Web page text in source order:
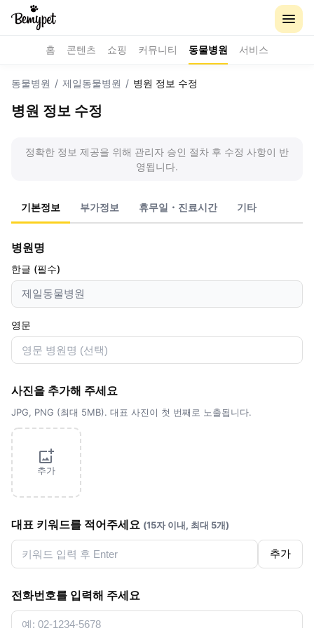
홈 콘텐츠 쇼핑 커뮤니티 동물병원 서비스
동물병원 / 제일동물병원 / 병원 정보 수정
병원 정보 수정
정확한 정보 제공을 위해 관리자 승인 절차 후 수정 사항이 반
영됩니다.
기본정보 부가정보 휴무일・진료시간 기타
병원명
한글 (필수)
영문
사진을 추가해 주세요
JPG, PNG (최대 5MB). 대표 사진이 첫 번째로 노출됩니다.
추가
대표 키워드를 적어주세요 (15자 이내, 최대 5개)
추가
전화번호를 입력해 주세요